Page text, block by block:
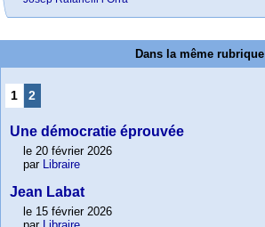
Dans la même rubrique
1 2
Une démocratie éprouvée
le 20 février 2026
par
Libraire
Jean Labat
le 15 février 2026